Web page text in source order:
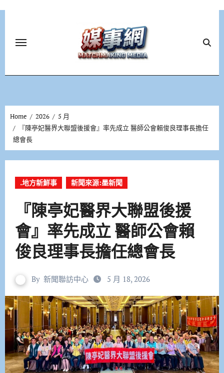
Home 2026
5 月
『陳亭妃醫界大聯盟後援會』率先成立 醫師公會賴俊良理事長擔任
總會長
.地方新鮮事 新聞來源:墨新聞
『陳亭妃醫界大聯盟後援
會』率先成立 醫師公會賴
俊良理事長擔任總會長
By 新聞聯訪中心 5 月 18, 2026